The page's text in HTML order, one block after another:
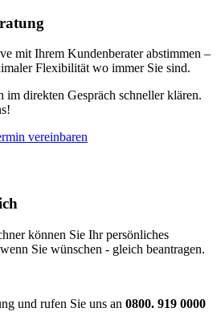
mit Ihrem Kundenberater abstimmen –
Flexibilität wo immer Sie sind.
im direkten Gespräch schneller klären.
vereinbaren
können Sie Ihr persönliches
Sie wünschen - gleich beantragen.
und rufen Sie uns an 0800. 919 0000